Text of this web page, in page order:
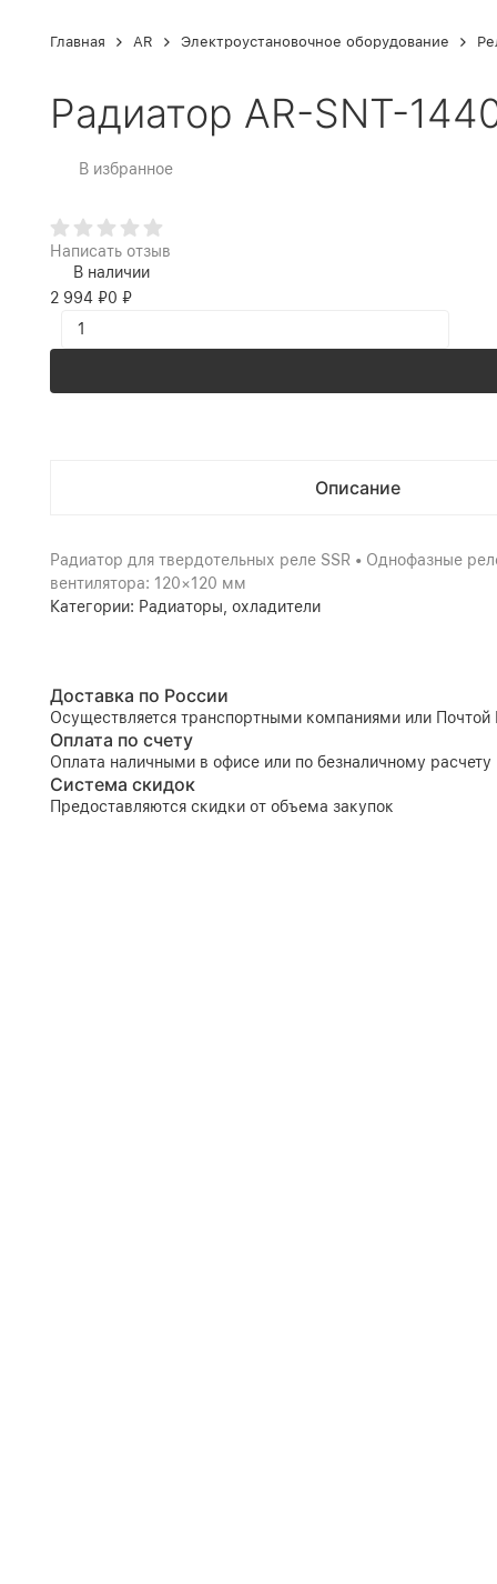
Главная AR Электроустановочное оборудование
Радиатор AR-SNT-
В избранное
Написать отзыв
В наличии
2 994 ₽0 ₽
Описание
Радиатор для твердотельных реле SSR • Однофазные
вентилятора: 120×120 мм
Категории: Радиаторы, охладители
Доставка по России
Осуществляется транспортными компаниями или Почтой
Оплата по счету
Оплата наличными в офисе или по безналичному расчету
Система скидок
Предоставляются скидки от объема закупок